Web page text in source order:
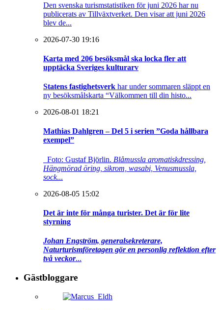
Den svenska turismstatistiken för juni 2026 har nu
publicerats av Tillväxtverket. Den visar att juni 2026
blev de...
2026-07-30 19:16
Karta med 206 besöksmål ska locka fler att
upptäcka Sveriges kulturarv
Statens fastighetsverk har under sommaren släppt en
ny besöksmålskarta “Välkommen till din histo...
2026-08-01 18:21
Mathias Dahlgren – Del 5 i serien ”Goda hållbara
exempel”
Foto: Gustaf Björlin. Blåmussla aromatiskdressing,
Hängmörad öring, sikrom, wasabi, Venusmussla,
sock...
2026-08-05 15:02
Det är inte för många turister. Det är för lite
styrning
Johan Engström, generalsekreterare,
Naturturismföretagen gör en personlig reflektion efter
två veckor...
Gästbloggare